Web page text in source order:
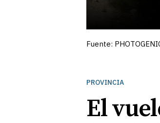
Fuente:
PROVINCIA
El